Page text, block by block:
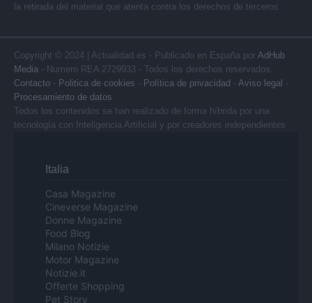
la retirada del material que atenta contra los derechos de terceros.
Copyright © 2024 | Actualidad.es - Publicado en España por AdHub
Media - Numero REA 2729933 - Todos los derechos reservados.
Contacto - Politica de cookies - Política de privacidad - Aviso legal -
Procesamiento de datos
Todos los contenidos se han realizado de forma híbrida por una
tecnología con Inteligencia Artificial y por creadores independientes
Italia
Casa Magazine
Cineverse Magazine
Donne Magazine
Food Blog
Milano Notizie
Motor Magazine
Notizie.it
Offerte Shopping
Pet Story